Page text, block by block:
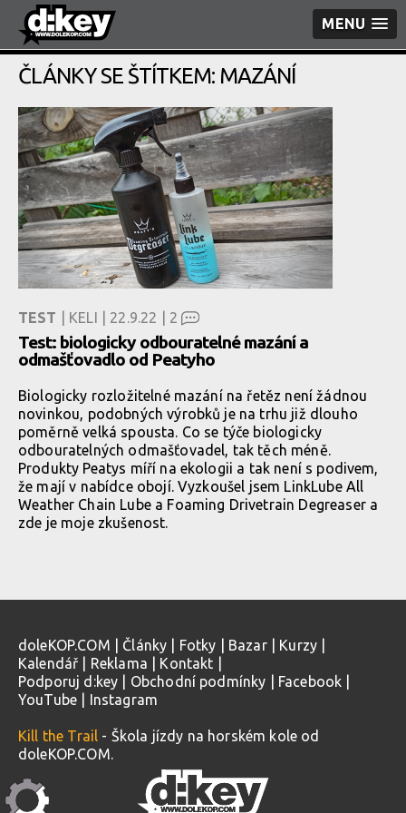
MENU
ČLÁNKY SE ŠTÍTKEM: MAZÁNÍ
TEST | KELI | 22.9.22 | 2
Test: biologicky odbouratelné mazání a
odmašťovadlo od Peatyho
Biologicky rozložitelné mazání na řetěz není žádnou
novinkou, podobných výrobků je na trhu již dlouho
poměrně velká spousta. Co se týče biologicky
odbouratelných odmašťovadel, tak těch méně.
Produkty Peatys míří na ekologii a tak není s podivem,
že mají v nabídce obojí. Vyzkoušel jsem LinkLube All
Weather Chain Lube a Foaming Drivetrain Degreaser a
zde je moje zkušenost.
doleKOP.COM Články Fotky Bazar| Kurzy
Kalendář
Reklama Kontakt
Podporuj d:key
Obchodní podmínky Facebook
YouTube
Instagram
Kill the Trail - Škola jízdy na horském kole od
doleKOP.COM.